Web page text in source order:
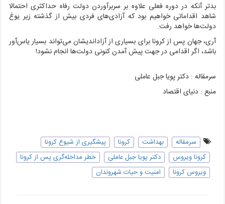
بدتر آنکه در دوره فعلی علاوه بر سربرآوردن دولت رفاه حداکثری احتمالا
شاهد اقداماتی خواهیم بود که آزادی‌های فردی بیش از گذشته زیر یوغ
دولت‌ها خواهد رفت.
آری، جهان پس از کرونا برای بسیاری از آزاداندیشان می‌تواند بسیار یاس‌آور
باشد، اگر اقدامی در جهت پیش آمدن کنونی دولت‌ها انجام نشود!
سرمقاله : دکتر پویا جبل عاملی
منبع : دنیای اقتصاد
سرمقاله بهداشت کرونا
پیشگیری از شیوع کرونا
کرونا ویروس
دکتر پویا جبل عاملی
خطر مداخله‌گری پس از کرونا
ویروس کرونا
امنیت و حیات شهروندان